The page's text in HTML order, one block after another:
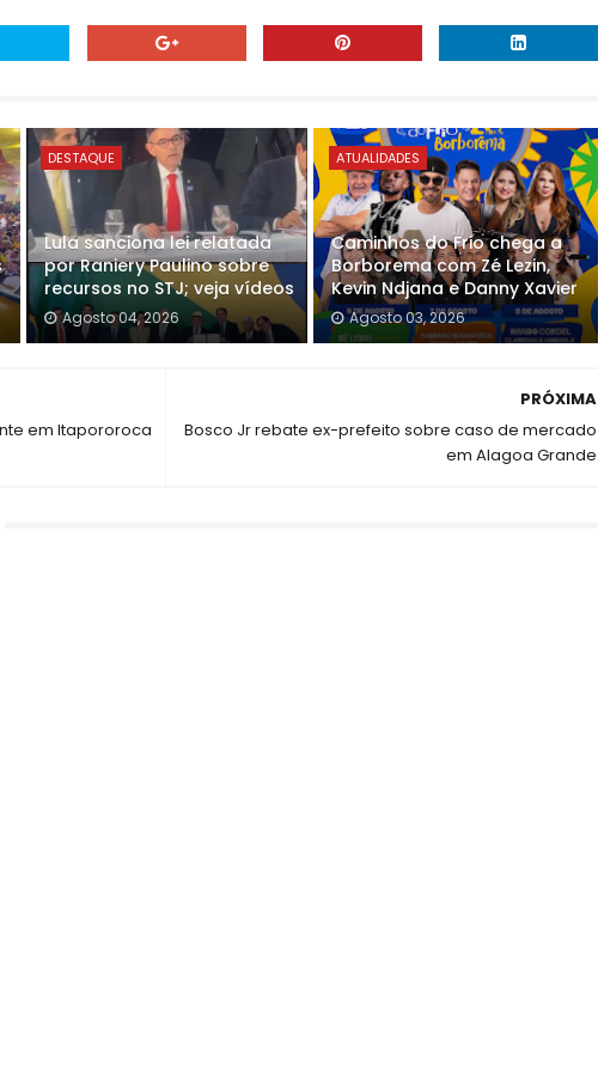
DESTAQUE
Lula sanciona lei relatada
por Raniery Paulino sobre
recursos no STJ; veja vídeos
Agosto 04, 2026
ATUALIDADES
Caminhos do Frio chega a
Borborema com Zé Lezin,
Kevin Ndjana e Danny Xavier
Agosto 03, 2026
PRÓXIMA
Bosco Jr rebate ex-prefeito sobre caso de mercado
em Alagoa Grande
em Itapororoca